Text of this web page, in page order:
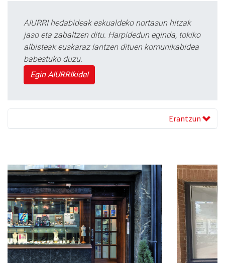
AIURRI hedabideak eskualdeko nortasun hitzak
jaso eta zabaltzen ditu. Harpidedun eginda, tokiko
albisteak euskaraz lantzen dituen komunikabidea
babestuko duzu.
Egin AIURRIkide!
Erantzun